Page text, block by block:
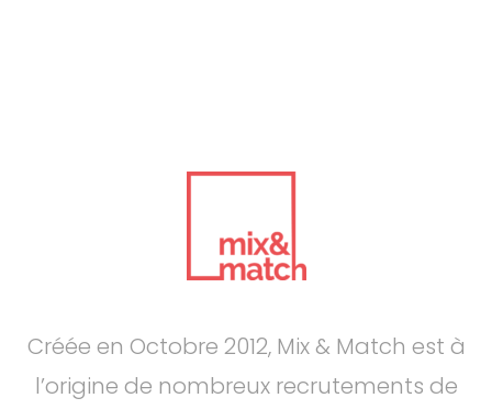
Créée en Octobre 2012, Mix & Match est à
l’origine de nombreux recrutements de